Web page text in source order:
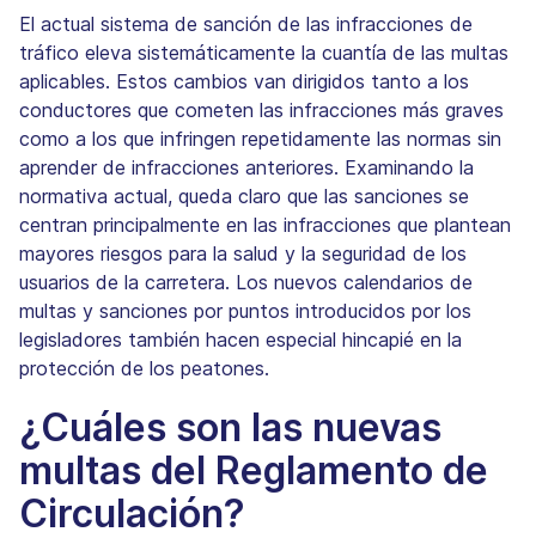
El actual sistema de sanción de las infracciones de
tráfico eleva sistemáticamente la cuantía de las multas
aplicables. Estos cambios van dirigidos tanto a los
conductores que cometen las infracciones más graves
como a los que infringen repetidamente las normas sin
aprender de infracciones anteriores. Examinando la
normativa actual, queda claro que las sanciones se
centran principalmente en las infracciones que plantean
mayores riesgos para la salud y la seguridad de los
usuarios de la carretera. Los nuevos calendarios de
multas y sanciones por puntos introducidos por los
legisladores también hacen especial hincapié en la
protección de los peatones.
¿Cuáles son las nuevas
multas del Reglamento de
Circulación?